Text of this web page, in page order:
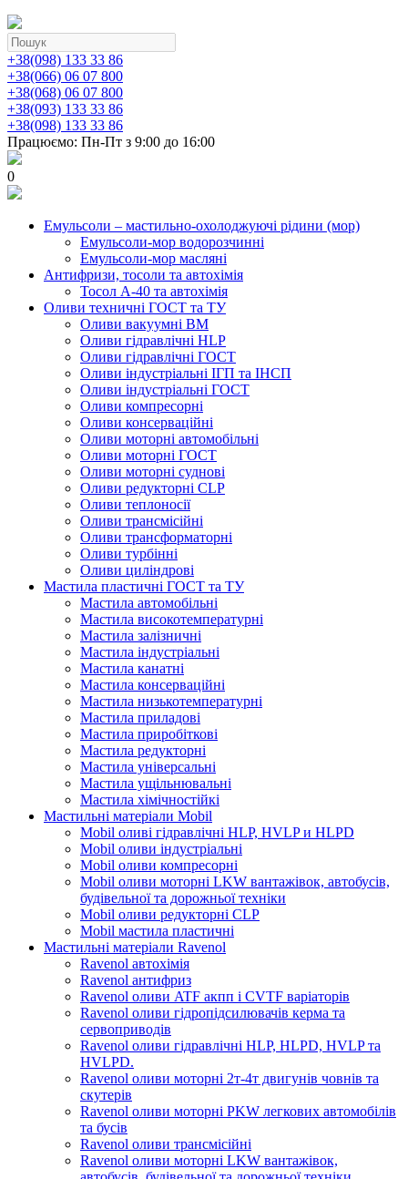
+38(098) 133 33 86
+38(066) 06 07 800
+38(068) 06 07 800
+38(093) 133 33 86
+38(098) 133 33 86
Працюємо: Пн-Пт з 9:00 до 16:00
0
Емульсоли – мастильно-охолоджуючі рідини (мор)
Емульсоли-мор водорозчинні
Емульсоли-мор масляні
Антифризи, тосоли та автохімія
Тосол А-40 та автохімія
Оливи техничні ГОСТ та ТУ
Оливи вакуумні ВМ
Оливи гідравлічні HLP
Оливи гідравлічні ГОСТ
Оливи індустріальні ІГП та ІНСП
Оливи індустріальні ГОСТ
Оливи компресорні
Оливи консерваційні
Оливи моторні автомобільні
Оливи моторні ГОСТ
Оливи моторні суднові
Оливи редукторні CLP
Оливи теплоносії
Оливи трансмісійні
Оливи трансформаторні
Оливи турбінні
Оливи циліндрові
Мастила пластичні ГОСТ та ТУ
Мастила автомобільні
Мастила високотемпературні
Мастила залізничні
Мастила індустріальні
Мастила канатні
Мастила консерваційні
Мастила низькотемпературні
Мастила приладові
Мастила приробіткові
Мастила редукторні
Мастила універсальні
Мастила ущільнювальні
Мастила хімічностійкі
Мастильні матеріали Mobil
Mobil оливі гідравлічні HLP, HVLP и HLPD
Mobil оливи індустріальні
Mobil оливи компресорні
Mobil оливи моторні LKW вантажівок, автобусів,
будівельної та дорожньої техніки
Mobil оливи редукторні CLP
Mobil мастила пластичні
Мастильні матеріали Ravenol
Ravenol автохімія
Ravenol антифриз
Ravenol оливи ATF акпп і CVTF варіаторів
Ravenol оливи гідропідсилювачів керма та
сервоприводів
Ravenol оливи гідравлічні HLP, HLPD, HVLP та
HVLPD.
Ravenol оливи моторні 2т-4т двигунів човнів та
скутерів
Ravenol оливи моторні PKW легкових автомобілів
та бусів
Ravenol оливи трансмісійні
Ravenol оливи моторні LKW вантажівок,